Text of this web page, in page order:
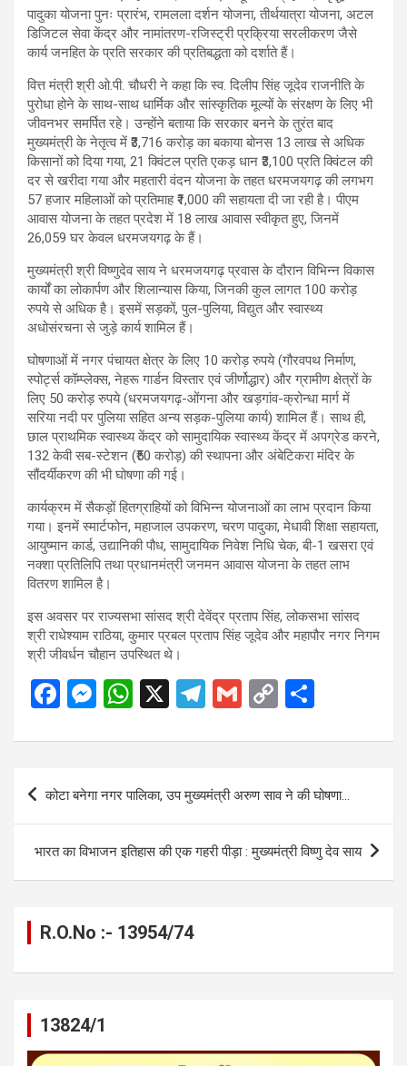
पादुका योजना पुनः प्रारंभ, रामलला दर्शन योजना, तीर्थयात्रा योजना, अटल
डिजिटल सेवा केंद्र और नामांतरण-रजिस्ट्री प्रक्रिया सरलीकरण जैसे
कार्य जनहित के प्रति सरकार की प्रतिबद्धता को दर्शाते हैं।
वित्त मंत्री श्री ओ.पी. चौधरी ने कहा कि स्व. दिलीप सिंह जूदेव राजनीति के
पुरोधा होने के साथ-साथ धार्मिक और सांस्कृतिक मूल्यों के संरक्षण के लिए भी
जीवनभर समर्पित रहे। उन्होंने बताया कि सरकार बनने के तुरंत बाद
मुख्यमंत्री के नेतृत्व में ₹3,716 करोड़ का बकाया बोनस 13 लाख से अधिक
किसानों को दिया गया, 21 क्विंटल प्रति एकड़ धान ₹3,100 प्रति क्विंटल की
दर से खरीदा गया और महतारी वंदन योजना के तहत धरमजयगढ़ की लगभग
57 हजार महिलाओं को प्रतिमाह ₹1,000 की सहायता दी जा रही है। पीएम
आवास योजना के तहत प्रदेश में 18 लाख आवास स्वीकृत हुए, जिनमें
26,059 घर केवल धरमजयगढ़ के हैं।
मुख्यमंत्री श्री विष्णुदेव साय ने धरमजयगढ़ प्रवास के दौरान विभिन्न विकास
कार्यों का लोकार्पण और शिलान्यास किया, जिनकी कुल लागत 100 करोड़
रुपये से अधिक है। इसमें सड़कों, पुल-पुलिया, विद्युत और स्वास्थ्य
अधोसंरचना से जुड़े कार्य शामिल हैं।
घोषणाओं में नगर पंचायत क्षेत्र के लिए 10 करोड़ रुपये (गौरवपथ निर्माण,
स्पोर्ट्स कॉम्प्लेक्स, नेहरू गार्डन विस्तार एवं जीर्णोद्धार) और ग्रामीण क्षेत्रों के
लिए 50 करोड़ रुपये (धरमजयगढ़-ओंगना और खड़गांव-क्रोन्धा मार्ग में
सरिया नदी पर पुलिया सहित अन्य सड़क-पुलिया कार्य) शामिल हैं। साथ ही,
छाल प्राथमिक स्वास्थ्य केंद्र को सामुदायिक स्वास्थ्य केंद्र में अपग्रेड करने,
132 केवी सब-स्टेशन (₹50 करोड़) की स्थापना और अंबेटिकरा मंदिर के
सौंदर्यीकरण की भी घोषणा की गई।
कार्यक्रम में सैकड़ों हितग्राहियों को विभिन्न योजनाओं का लाभ प्रदान किया
गया। इनमें स्मार्टफोन, महाजाल उपकरण, चरण पादुका, मेधावी शिक्षा सहायता,
आयुष्मान कार्ड, उद्यानिकी पौध, सामुदायिक निवेश निधि चेक, बी-1 खसरा एवं
नक्शा प्रतिलिपि तथा प्रधानमंत्री जनमन आवास योजना के तहत लाभ
वितरण शामिल है।
इस अवसर पर राज्यसभा सांसद श्री देवेंद्र प्रताप सिंह, लोकसभा सांसद
श्री राधेश्याम राठिया, कुमार प्रबल प्रताप सिंह जूदेव और महापौर नगर निगम
श्री जीवर्धन चौहान उपस्थित थे।
F
ce
o
o
k
M
se
g
er
W
at
s
A
p
p
X
T
e
gr
a
m
G
ail
C
py
Li
n
k
ar
e
Post
कोटा बनेगा नगर पालिका, उप मुख्यमंत्री अरुण साव ने की घोषणा…
भारत का विभाजन इतिहास की एक गहरी पीड़ा : मुख्यमंत्री विष्णु देव साय
R.O.No :- 13954/74
13824/1